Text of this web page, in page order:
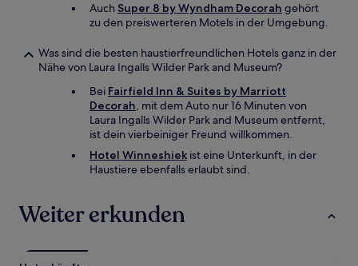
Auch Super 8 by Wyndham Decorah gehört
zu den preiswerteren Motels in der Umgebung.
Was sind die besten haustierfreundlichen Hotels ganz in der
Nähe von Laura Ingalls Wilder Park and Museum?
Bei Fairfield Inn & Suites by Marriott
Decorah, mit dem Auto nur 16 Minuten von
Laura Ingalls Wilder Park and Museum entfernt,
ist dein vierbeiniger Freund willkommen.
Hotel Winneshiek ist eine Unterkunft, in der
Haustiere ebenfalls erlaubt sind.
Weiter erkunden